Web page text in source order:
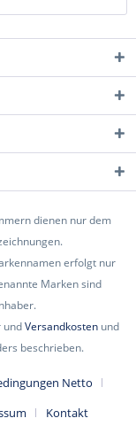
dienen nur dem
erfolgt nur
Marken sind
undVersandkostenund
beschrieben.
Netto
Kontakt